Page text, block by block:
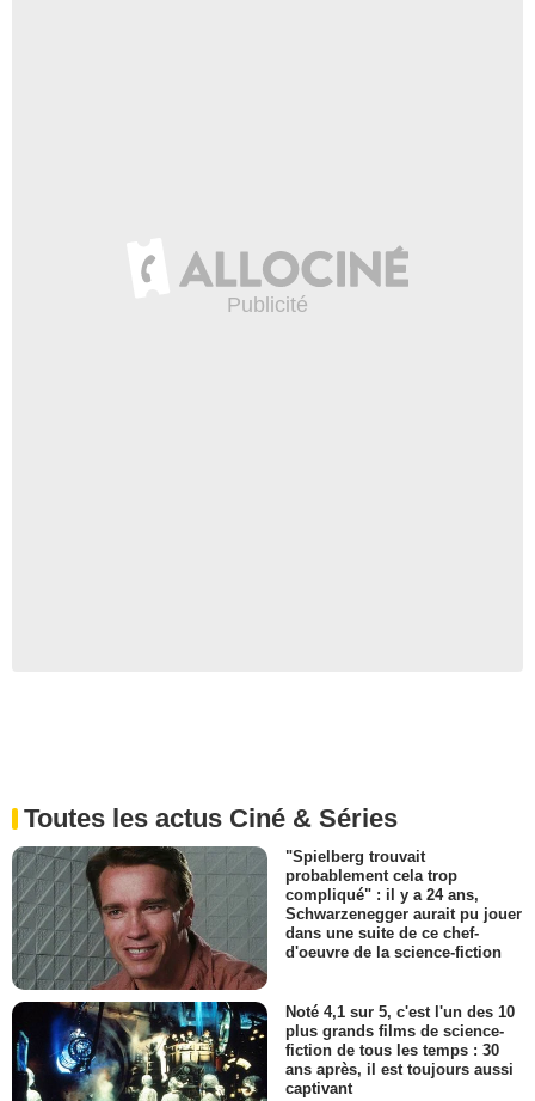
Toutes les actus Ciné & Séries
"Spielberg trouvait
probablement cela trop
compliqué" : il y a 24 ans,
Schwarzenegger aurait pu jouer
dans une suite de ce chef-
d'oeuvre de la science-fiction
Noté 4,1 sur 5, c'est l'un des 10
plus grands films de science-
fiction de tous les temps : 30
ans après, il est toujours aussi
captivant